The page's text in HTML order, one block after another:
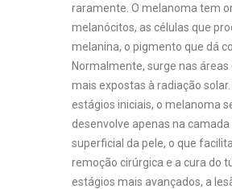
raramente. O melanoma tem
melanócitos, as células que
melanina, o pigmento que dá
Normalmente, surge nas áreas
mais expostas à radiação solar.
estágios iniciais, o melanoma
desenvolve apenas na camada
superficial da pele, o que
remoção cirúrgica e a cura do
estágios mais avançados, a